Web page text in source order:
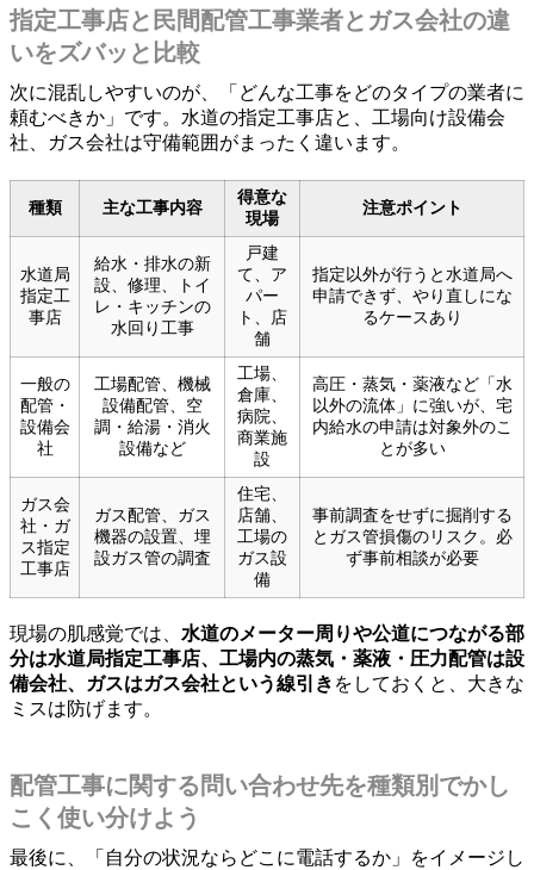
指定工事店と民間配管工事業者とガス会社の違
いをズバッと比較
次に混乱しやすいのが、「どんな工事をどのタイプの業者に
頼むべきか」です。水道の指定工事店と、工場向け設備会
社、ガス会社は守備範囲がまったく違います。
種類 主な工事内容
得意な
現場
注意ポイント
水道局
指定工
事店
給水・排水の新
設、修理、トイ
レ・キッチンの
水回り工事
戸建
て、ア
パー
ト、店
舗
指定以外が行うと水道局へ
申請できず、やり直しにな
るケースあり
一般の
配管・
設備会
社
工場配管、機械
設備配管、空
調・給湯・消火
設備など
工場、
倉庫、
病院、
商業施
設
高圧・蒸気・薬液など「水
以外の流体」に強いが、宅
内給水の申請は対象外のこ
とが多い
ガス会
社・ガ
ス指定
工事店
ガス配管、ガス
機器の設置、埋
設ガス管の調査
住宅、
店舗、
工場の
ガス設
備
事前調査をせずに掘削する
とガス管損傷のリスク。必
ず事前相談が必要
現場の肌感覚では、 水道のメーター周りや公道につながる部
分は水道局指定工事店、工場内の蒸気・薬液・圧力配管は設
備会社、ガスはガス会社という線引き をしておくと、大きな
ミスは防げます。
配管工事に関する問い合わせ先を種類別でかし
こく使い分けよう
最後に、「自分の状況ならどこに電話するか」をイメージし